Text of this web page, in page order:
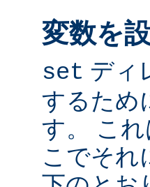
変数を
set ディ
するため
す。 こ
こでそれ